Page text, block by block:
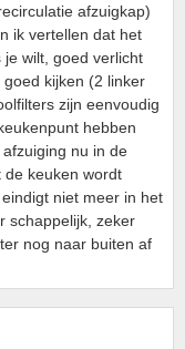
afzuigkap)
ik vertellen dat het
je wilt, goed verlicht
kijken (2 linker
zijn eenvoudig
hebben
nu in de
de keuken wordt
niet meer in het
schappelijk, zeker
nog naar buiten af